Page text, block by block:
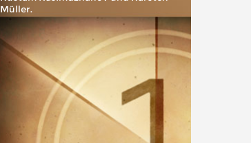
Müller.